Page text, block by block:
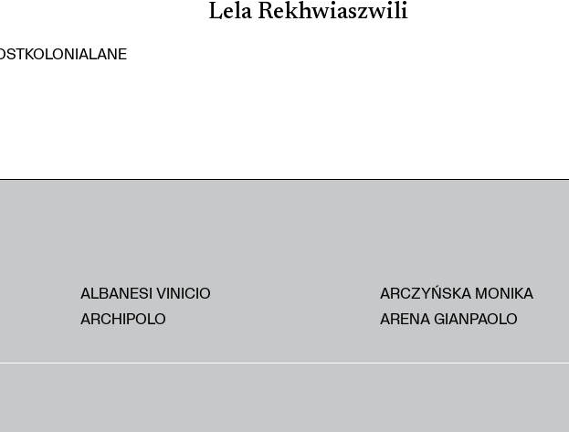
Lela Rekhwiaszwili
ALBANESI VINICIO
ARCHIPOLO
ARCZYŃSKA MONIKA
ARENA GIANPAOLO